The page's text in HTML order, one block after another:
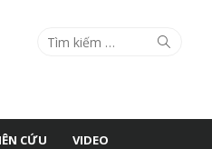
Search
Search
CỨU VIDEO